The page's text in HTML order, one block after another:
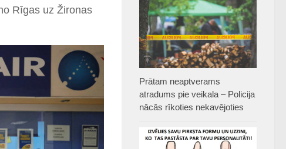
Rīgas uz Žironas
Prātam neaptverams
atradums pie veikala – Policija
nācās rīkoties nekavējoties